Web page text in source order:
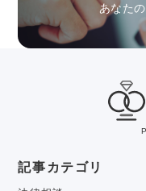
あなた
記事カテゴリ